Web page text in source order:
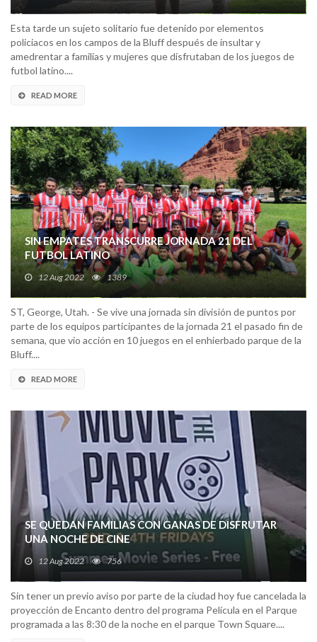
Esta tarde un sujeto solitario fue detenido por elementos
policiacos en los campos de la Bluff después de insultar y
amedrentar a familias y mujeres que disfrutaban de los juegos de
futbol latino....
READ MORE
SIN EMPATES TRANSCURRE JORNADA 21 DEL
FUTBOL LATINO
12 Aug 2022 1389
ST, George, Utah. - Se vive una jornada sin división de puntos por
parte de los equipos participantes de la jornada 21 el pasado fin de
semana, que vio acción en 10 juegos en el enhierbado parque de la
Bluff....
READ MORE
SE QUEDAN FAMILIAS CON GANAS DE DISFRUTAR
UNA NOCHE DE CINE
12 Aug 2022 756
Sin tener un previo aviso por parte de la ciudad hoy fue cancelada la
proyección de Encanto dentro del programa Película en el Parque
programada a las 8:30 de la noche en el parque Town Square....